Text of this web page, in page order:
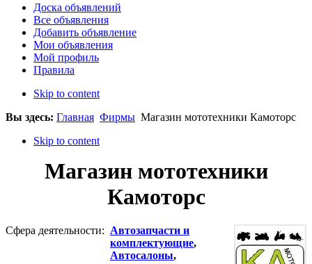
Доска объявлений
Все объявления
Добавить объявление
Мои объявления
Мой профиль
Правила
Skip to content
Вы здесь: Главная Фирмы Магазин мототехники Камоторс
Skip to content
Магазин мототехники
Камоторс
Сфера деятельности: Автозапчасти и
комплектующие,
Автосалоны,